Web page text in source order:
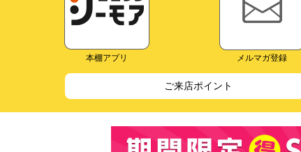
本棚アプリ メルマガ登録
ご来店ポイント